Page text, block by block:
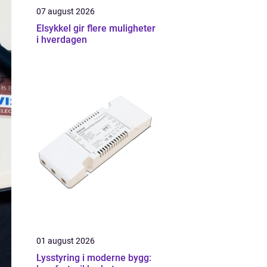
07 august 2026
Elsykkel gir flere muligheter
i hverdagen
01 august 2026
Lysstyring i moderne bygg: